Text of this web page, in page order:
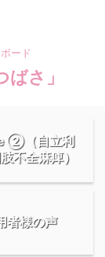
ード
さ」
②（自立利
不全麻痺）
者様の声